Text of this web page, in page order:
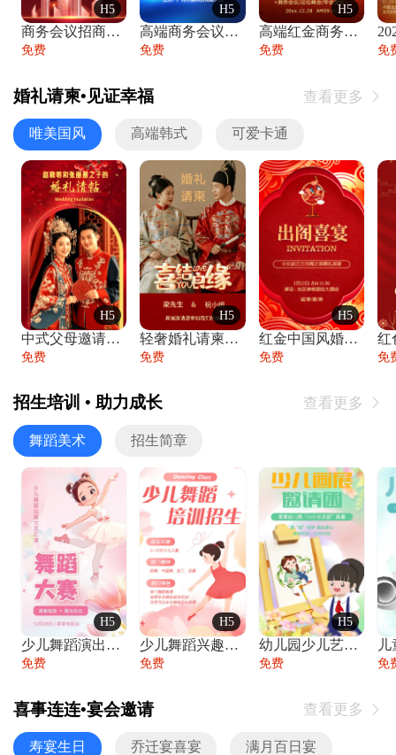
H5
商务会议招商展会科技峰会邀请函年会邀请
免费
H5
高端商务会议招商加盟展会峰会论坛邀请函
免费
H5
高端红金商务会议年会年终盛典答谢邀请函
免费 免
婚礼请柬•见证幸福 查看更多 
唯美国风 高端韩式 可爱卡通
H5
中式父母邀请函婚礼结婚请柬请贴父母邀请方
免费
H5
轻奢婚礼请柬婚礼邀请函结婚照请帖
免费
H5
红金中国风婚礼请柬出阁喜宴嫁女请帖出阁宴
免费 免
招生培训 • 助力成长 查看更多 
舞蹈美术 招生简章
H5
少儿舞蹈演出舞蹈比赛跳舞大赛文艺汇演活动
免费
H5
少儿舞蹈兴趣班艺术培训学校招生宣传
免费
H5
幼儿园少儿艺术展览绘画展摄影作品展美术展
免费 免
喜事连连•宴会邀请 查看更多 
寿宴生日 乔迁宴喜宴 满月百日宴